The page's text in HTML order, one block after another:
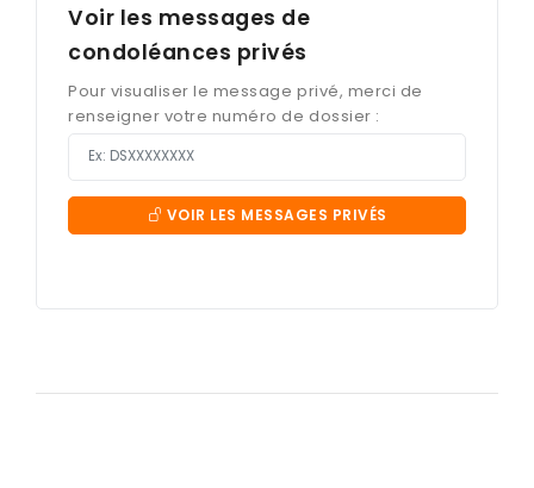
Voir les messages de
condoléances privés
Pour visualiser le message privé, merci de
renseigner votre numéro de dossier :
VOIR LES MESSAGES PRIVÉS